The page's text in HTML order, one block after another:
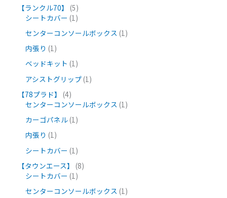
【ランクル70】
5
シートカバー 1
センターコンソールボックス 1
内張り 1
ベッドキット 1
アシストグリップ 1
【78プラド】
4
センターコンソールボックス 1
カーゴパネル 1
内張り 1
シートカバー 1
【タウンエース】
8
シートカバー 1
センターコンソールボックス 1